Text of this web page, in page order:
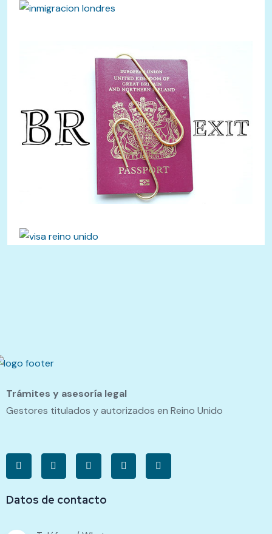
Trámites y asesoría legal
Gestores titulados y autorizados en Reino Unido
Datos de contacto